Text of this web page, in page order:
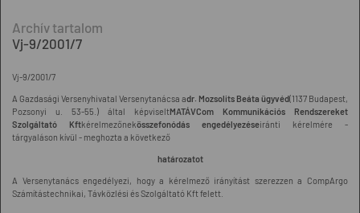
Vj-9/2001/7
Vj-9/2001/7
A Gazdasági Versenyhivatal Versenytanácsa adr. Mozsolits Beáta ügyvéd(1137 Budapest,
Pozsonyi u. 53-55.) által képviseltMATÁVCom Kommunikációs Rendszereket
Szolgáltató Kftkérelmezőnekösszefonódás engedélyezéseiránti kérelmére -
tárgyaláson kívül - meghozta a következő
határozatot
A Versenytanács engedélyezi, hogy a kérelmező irányítást szerezzen a CompArgo
Számítástechnikai, Távközlési és Szolgáltató Kft felett.